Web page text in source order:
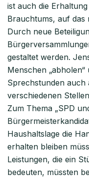
ist auch die
Brauchtums, auf das
Durch neue
gestaltet werden.
Menschen „abholen“
Sprechstunden auch
verschiedenen
Zum Thema „SPD
Haushaltslage die
erhalten bleiben
Leistungen, die ein
bedeuten, müssten